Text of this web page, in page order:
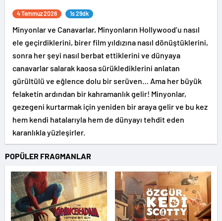
4 Temmuz 2026 1s 29dk
Minyonlar ve Canavarlar, Minyonların Hollywood’u nasıl
ele geçirdiklerini, birer film yıldızına nasıl dönüştüklerini,
sonra her şeyi nasıl berbat ettiklerini ve dünyaya
canavarlar salarak kaosa sürüklediklerini anlatan
gürültülü ve eğlence dolu bir serüven… Ama her büyük
felaketin ardından bir kahramanlık gelir! Minyonlar,
gezegeni kurtarmak için yeniden bir araya gelir ve bu kez
hem kendi hatalarıyla hem de dünyayı tehdit eden
karanlıkla yüzleşirler.
POPÜLER FRAGMANLAR